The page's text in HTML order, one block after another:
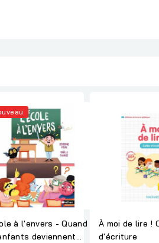
à l'envers - Quand
deviennent
À moi de lire !
d'écriture